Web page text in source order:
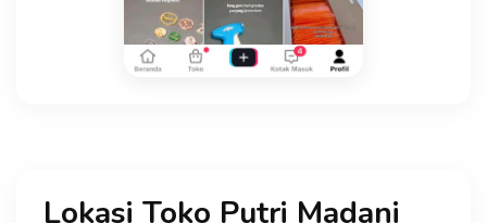
Lokasi Toko Putri Madani